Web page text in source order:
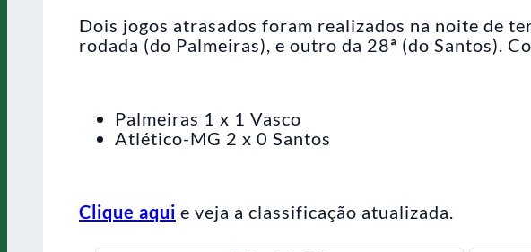
Dois jogos atrasados foram realizados na noite de
rodada (do Palmeiras), e outro da 28ª (do Santos).
Palmeiras 1 x 1 Vasco
Atlético-MG 2 x 0 Santos
Clique aqui e veja a classificação atualizada.